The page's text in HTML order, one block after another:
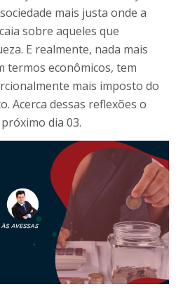
mais justa onde a
sobre aqueles que
E realmente, nada mais
termos econômicos, tem
mais imposto do
Acerca dessas reflexões o
dia 03.